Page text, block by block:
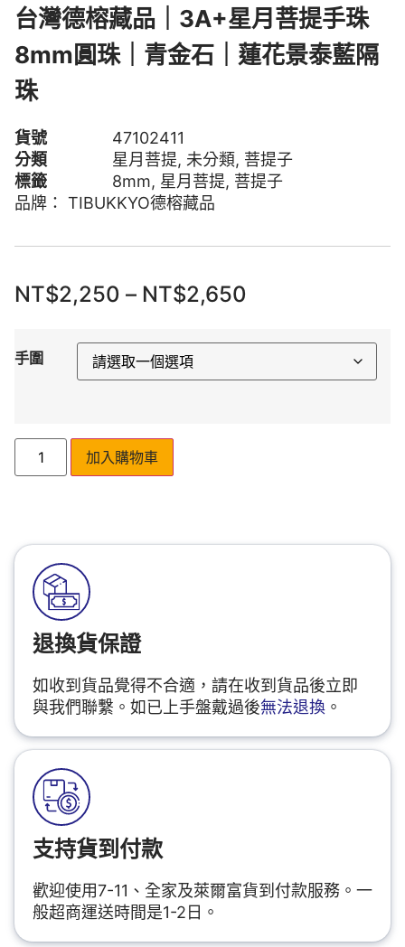
台灣德榕藏品｜3A+星月菩提手珠
8mm圓珠｜青金石｜蓮花景泰藍隔
珠
貨號
47102411
分類
星月菩提, 未分類, 菩提子
標籤
8mm, 星月菩提, 菩提子
品牌： TIBUKKYO德榕藏品
NT$2,250 – NT$2,650
手圍
加入購物車
退換貨保證
如收到貨品覺得不合適，請在收到貨品後立即
與我們聯繫。如已上手盤戴過後無法退換 。
支持貨到付款
歡迎使用7-11、全家及萊爾富貨到付款服務。一
般超商運送時間是1-2日。